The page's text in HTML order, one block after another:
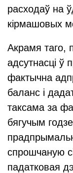
расходаў на
кірмашовых
Акрамя таго,
адсутнасці ў
фактычна
баланс і
таксама за
бягучым
спрошчаную
падатковая